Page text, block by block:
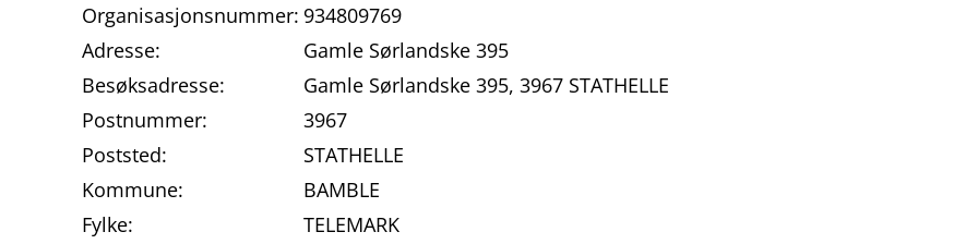
Organisasjonsnummer: 934809769
Adresse:
Gamle Sørlandske 395
Besøksadresse:
Gamle Sørlandske 395, 3967 STATHELLE
Postnummer:
3967
Poststed:
STATHELLE
Kommune:
BAMBLE
Fylke:
TELEMARK